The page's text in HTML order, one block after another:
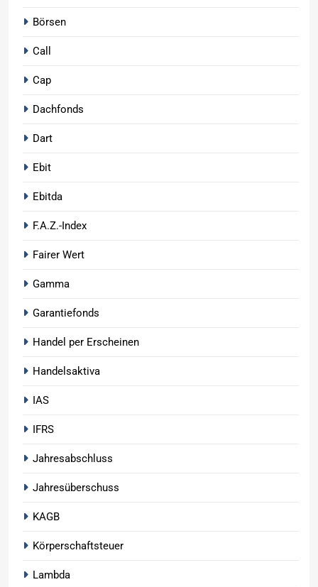
Börsen
Call
Cap
Dachfonds
Dart
Ebit
Ebitda
F.A.Z.-Index
Fairer Wert
Gamma
Garantiefonds
Handel per Erscheinen
Handelsaktiva
IAS
IFRS
Jahresabschluss
Jahresüberschuss
KAGB
Körperschaftsteuer
Lambda